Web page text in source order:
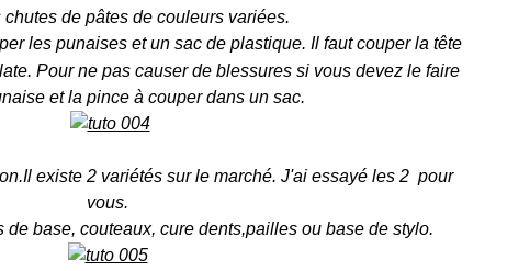
chutes de pâtes de couleurs variées.
les punaises et un sac de plastique. Il faut couper la tête
Pour ne pas causer de blessures si vous devez le faire
et la pince à couper dans un sac.
existe 2 variétés sur le marché. J'ai essayé les 2 pour
vous.
base, couteaux, cure dents,pailles ou base de stylo.